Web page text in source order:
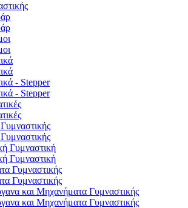
- Stepper
- Stepper
Γυμναστική
Γυμναστική
Γυμναστικής
Γυμναστικής
και Μηχανήματα Γυμναστικής
και Μηχανήματα Γυμναστικής